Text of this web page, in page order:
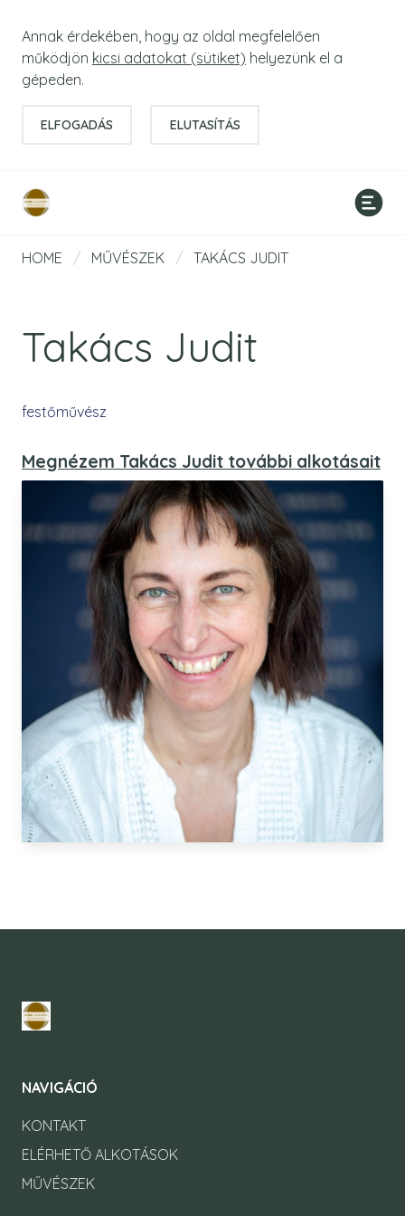
Annak érdekében, hogy az oldal megfelelően
működjön kicsi adatokat (sütiket) helyezünk el a
gépeden.
ELFOGADÁS ELUTASÍTÁS
HOME / MŰVÉSZEK / TAKÁCS JUDIT
Takács Judit
festőművész
Megnézem Takács Judit további alkotásait
NAVIGÁCIÓ
KONTAKT
ELÉRHETŐ ALKOTÁSOK
MŰVÉSZEK